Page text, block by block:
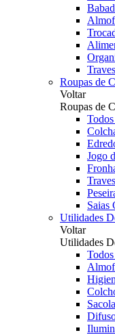
Roupas de
Voltar
Roupas de
Jogo
Saias
Utilidades
Voltar
Utilidades